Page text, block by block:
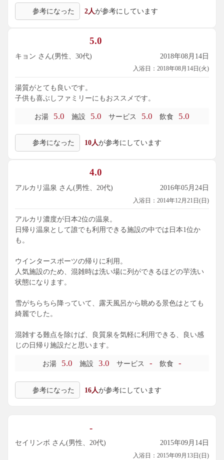
参考になった 2人が参考にしています
5.0
キョン さん(男性、30代) 2018年08月14日
入浴日：2018年08月14日(火)
湯質がとても良いです。
子供も喜ぶしファミリーにもおススメです。
お湯 5.0 施設 5.0 サービス 5.0 飲食 5.0
参考になった 10人が参考にしています
4.0
アルカリ温泉 さん(男性、20代) 2016年05月24日
入浴日：2014年12月21日(日)
アルカリ濃度が日本2位の温泉。
日帰り温泉として誰でも利用できる施設の中では日本1位か
も。
ウインタースポーツの帰りに利用。
人気施設のため、混雑時は洗い場に列ができるほどの芋洗い
状態になります。
雪がちらちら降っていて、露天風呂から眺める景色はとても
綺麗でした。
混雑する難点を除けば、良質泉を気軽に利用できる、良い感
じの日帰り施設だと思います。
お湯 5.0 施設 3.0 サービス - 飲食 -
参考になった 16人が参考にしています
-
セイリンボ さん(男性、20代) 2015年09月14日
入浴日：2015年09月13日(日)